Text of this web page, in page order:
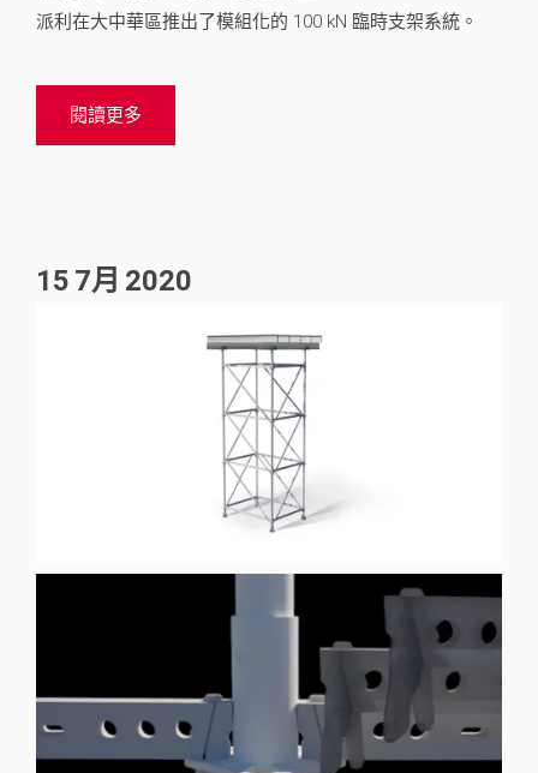
派利在大中華區推出了模組化的 100 kN 臨時支架系統。
閱讀更多
15 7月 2020